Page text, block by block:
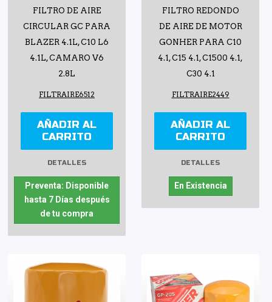
FILTRO DE AIRE
CIRCULAR GC PARA
BLAZER 4.1L, C10 L6
4.1L, CAMARO V6
2.8L
FILTRAIRE6512
AÑADIR AL
CARRITO
DETALLES
Preventa: Disponible
hasta 7 Días después
de tu compra
FILTRO REDONDO
DE AIRE DE MOTOR
GONHER PARA C10
4.1, C15 4.1, C1500 4.1,
C30 4.1
FILTRAIRE2449
AÑADIR AL
CARRITO
DETALLES
En Existencia